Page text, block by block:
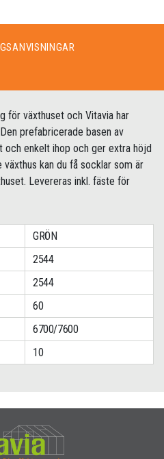
för växthuset och Vitavia har
prefabricerade basen av
och enkelt ihop och ger extra höjd
kan du få socklar som är
Levereras inkl. fäste för
GRÖN
2544
2544
60
6700/7600
10